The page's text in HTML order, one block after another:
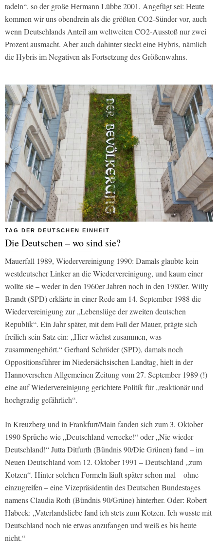
tadeln“, so der große Hermann Lübbe 2001. Angefügt sei: Heute
kommen wir uns obendrein als die größten CO2-Sünder vor, auch
wenn Deutschlands Anteil am weltweiten CO2-Ausstoß nur zwei
Prozent ausmacht. Aber auch dahinter steckt eine Hybris, nämlich
die Hybris im Negativen als Fortsetzung des Größenwahns.
TAG DER DEUTSCHEN EINHEIT
Die Deutschen – wo sind sie?
Mauerfall 1989, Wiedervereinigung 1990: Damals glaubte kein
westdeutscher Linker an die Wiedervereinigung, und kaum einer
wollte sie – weder in den 1960er Jahren noch in den 1980er. Willy
Brandt (SPD) erklärte in einer Rede am 14. September 1988 die
Wiedervereinigung zur „Lebenslüge der zweiten deutschen
Republik“. Ein Jahr später, mit dem Fall der Mauer, prägte sich
freilich sein Satz ein: „Hier wächst zusammen, was
zusammengehört.“ Gerhard Schröder (SPD), damals noch
Oppositionsführer im Niedersächsischen Landtag, hielt in der
Hannoverschen Allgemeinen Zeitung vom 27. September 1989 (!)
eine auf Wiedervereinigung gerichtete Politik für „reaktionär und
hochgradig gefährlich“.
In Kreuzberg und in Frankfurt/Main fanden sich zum 3. Oktober
1990 Sprüche wie „Deutschland verrecke!“ oder „Nie wieder
Deutschland!“ Jutta Ditfurth (Bündnis 90/Die Grünen) fand – im
Neuen Deutschland vom 12. Oktober 1991 – Deutschland „zum
Kotzen“. Hinter solchen Formeln läuft später schon mal – ohne
einzugreifen – eine Vizepräsidentin des Deutschen Bundestages
namens Claudia Roth (Bündnis 90/Grüne) hinterher. Oder: Robert
Habeck: „Vaterlandsliebe fand ich stets zum Kotzen. Ich wusste mit
Deutschland noch nie etwas anzufangen und weiß es bis heute
nicht.“